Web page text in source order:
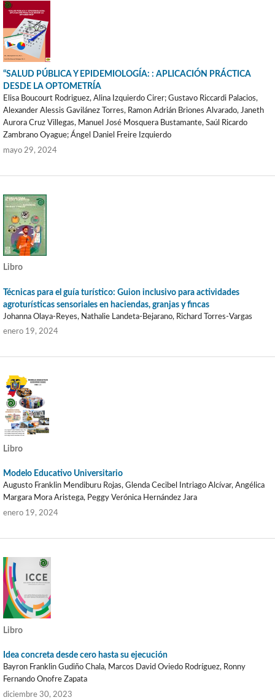
“SALUD PÚBLICA Y EPIDEMIOLOGÍA: : APLICACIÓN PRÁCTICA
DESDE LA OPTOMETRÍA
Elisa Boucourt Rodriguez, Alina Izquierdo Cirer; Gustavo Riccardi Palacios,
Alexander Alessis Gavilánez Torres, Ramon Adrián Briones Alvarado, Janeth
Aurora Cruz Villegas, Manuel José Mosquera Bustamante, Saúl Ricardo
Zambrano Oyague; Ángel Daniel Freire Izquierdo
mayo 29, 2024
Libro
Técnicas para el guía turístico: Guion inclusivo para actividades
agroturísticas sensoriales en haciendas, granjas y fincas
Johanna Olaya-Reyes, Nathalie Landeta-Bejarano, Richard Torres-Vargas
enero 19, 2024
Libro
Modelo Educativo Universitario
Augusto Franklin Mendiburu Rojas, Glenda Cecibel Intriago Alcívar, Angélica
Margara Mora Aristega, Peggy Verónica Hernández Jara
enero 19, 2024
Libro
Idea concreta desde cero hasta su ejecución
Bayron Franklin Gudiño Chala, Marcos David Oviedo Rodríguez, Ronny
Fernando Onofre Zapata
diciembre 30, 2023